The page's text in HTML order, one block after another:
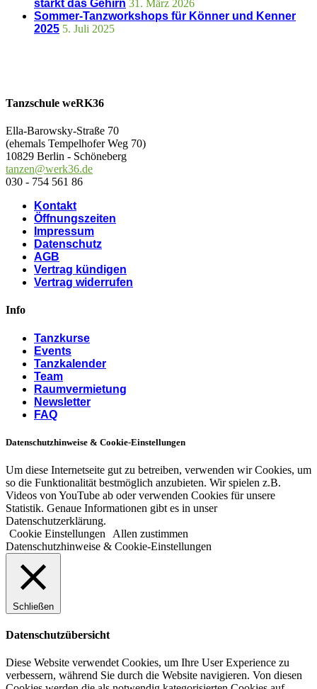
stärkt das Gehirn 31. März 2026
Sommer-Tanzworkshops für Könner und Kenner
2025 5. Juli 2025
Tanzschule weRK36
Ella-Barowsky-Straße 70
(ehemals Tempelhofer Weg 70)
10829 Berlin - Schöneberg
tanzen@werk36.de
030 - 754 561 86
Kontakt
Öffnungszeiten
Impressum
Datenschutz
AGB
Vertrag kündigen
Vertrag widerrufen
Info
Tanzkurse
Events
Tanzkalender
Team
Raumvermietung
Newsletter
FAQ
Datenschutzhinweise & Cookie-Einstellungen
Um diese Internetseite gut zu betreiben, verwenden wir Cookies, um
so die Funktionalität bestmöglich anzubieten. Wir spielen z.B.
Videos von YouTube ab oder verwenden Cookies für unsere
Statistik. Genaue Informationen gibt es in unser
Datenschutzerklärung.
Cookie Einstellungen
Allen zustimmen
Datenschutzhinweise & Cookie-Einstellungen
Schließen
Datenschutzübersicht
Diese Website verwendet Cookies, um Ihre User Experience zu
verbessern, während Sie durch die Website navigieren. Von diesen